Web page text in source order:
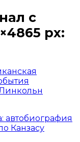
с
px:
автобиография
Канзасу